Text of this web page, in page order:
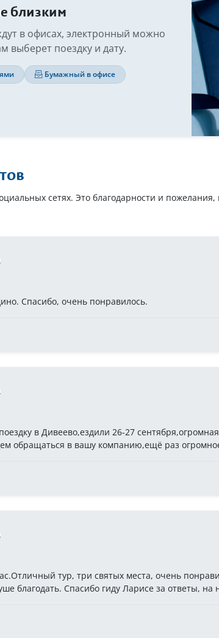
близким
в офисах, электронный можно
выберет поездку и дату.
Бумажный в офисе
сетях. Это благодарности и
Спасибо, очень понравилось.
в Дивеево,ездили 26-27
обращаться в вашу компанию,ещё раз
тур, три святых места, очень
благодать. Спасибо гиду Ларисе за ответы, на